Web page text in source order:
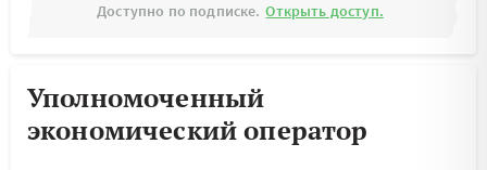
Доступно по подписке. Открыть доступ.
Уполномоченный
экономический оператор